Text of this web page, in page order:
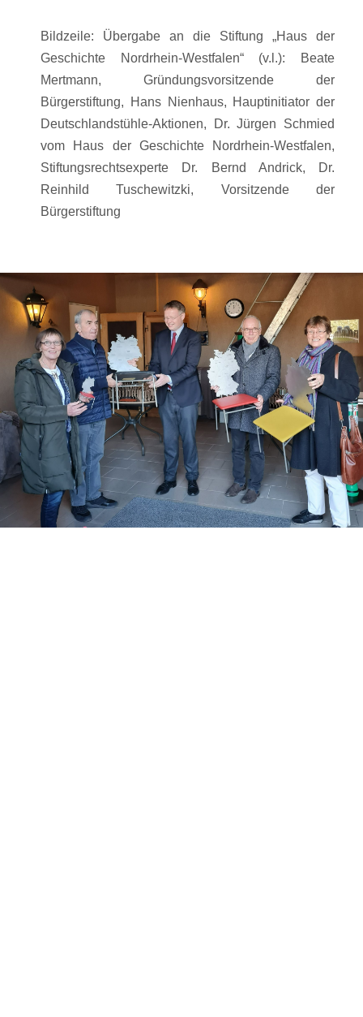
Bildzeile: Übergabe an die Stiftung „Haus der
Geschichte Nordrhein-Westfalen“ (v.l.): Beate
Mertmann, Gründungsvorsitzende der
Bürgerstiftung, Hans Nienhaus, Hauptinitiator der
Deutschlandstühle-Aktionen, Dr. Jürgen Schmied
vom Haus der Geschichte Nordrhein-Westfalen,
Stiftungsrechtsexperte Dr. Bernd Andrick, Dr.
Reinhild Tuschewitzki, Vorsitzende der
Bürgerstiftung